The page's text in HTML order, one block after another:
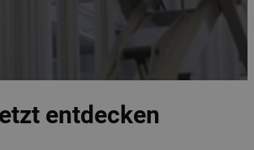
entdecken